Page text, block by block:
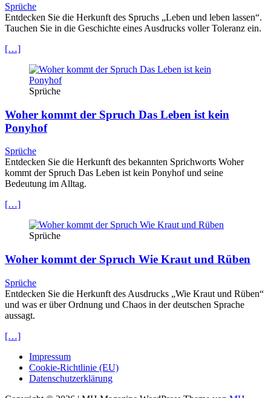
Sprüche
Entdecken Sie die Herkunft des Spruchs „Leben und leben lassen“.
Tauchen Sie in die Geschichte eines Ausdrucks voller Toleranz ein.
[…]
Sprüche
Woher kommt der Spruch Das Leben ist kein
Ponyhof
Sprüche
Entdecken Sie die Herkunft des bekannten Sprichworts Woher
kommt der Spruch Das Leben ist kein Ponyhof und seine
Bedeutung im Alltag.
[…]
Sprüche
Woher kommt der Spruch Wie Kraut und Rüben
Sprüche
Entdecken Sie die Herkunft des Ausdrucks „Wie Kraut und Rüben“
und was er über Ordnung und Chaos in der deutschen Sprache
aussagt.
[…]
Impressum
Cookie-Richtlinie (EU)
Datenschutzerklärung